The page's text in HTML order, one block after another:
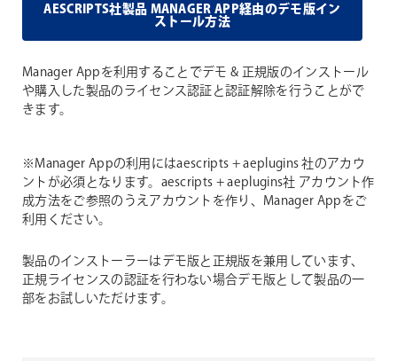
AESCRIPTS社製品 MANAGER APP経由のデモ版イン
ストール方法
Manager Appを利用することでデモ & 正規版のインストール
や購入した製品のライセンス認証と認証解除を行うことがで
きます。
※Manager Appの利用にはaescripts + aeplugins 社のアカウ
ントが必須となります。aescripts + aeplugins社 アカウント作
成方法をご参照のうえアカウントを作り、Manager Appをご
利用ください。
製品のインストーラーはデモ版と正規版を兼用しています、
正規ライセンスの認証を行わない場合デモ版として製品の一
部をお試しいただけます。